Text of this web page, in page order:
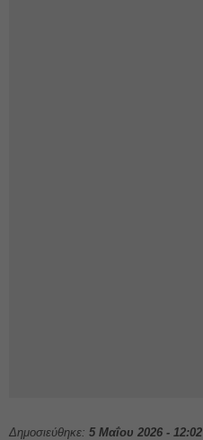
Δημοσιεύθηκε: 5 Μαΐου 2026 - 12:02